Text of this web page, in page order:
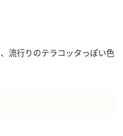
流行りのテラコッタっぽい色